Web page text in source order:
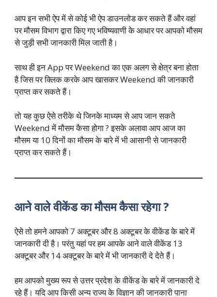
आप इन सभी ऐप में से कोई भी ऐप डाउनलोड कर सकते हैं और वहां
पर मौसम विभाग द्वारा किए गए भविष्यवाणी के आधार पर आपको मौसम
से जुड़ी सभी जानकारी मिल जाती है।
साथ ही इन App पर Weekend का एक अलग से क्षेत्र बना होता
है जिस पर क्लिक करके आप खासकर Weekend की जानकारी
प्राप्त कर सकते हैं।
तो यह कुछ ऐसे तरीके थे जिनके माध्यम से आप जान सकते
Weekend में मौसम कैसा होगा ? इसके अलावा आप आज का
मौसम या 10 दिनों का मौसम के बारे में भी आसानी से जानकारी
प्राप्त कर सकते हैं।
आने वाले वीकेंड का मौसम कैसा रहेगा ?
ऐसे तो हमने आपको 7 अक्टूबर और 8 अक्टूबर के वीकेंड के बारे में
जानकारी दी है। परंतु यहां पर हम आपके आने वाले वीकेंड 13
अक्टूबर और 14 अक्टूबर के बारे में भी जानकारी दे देते हैं।
हम आपको मुख्य रूप से उत्तर प्रदेश के वीकेंड के बारे में जानकारी दे
रहे हैं। यदि आप किसी अन्य राज्य के विज्ञान की जानकारी पाना